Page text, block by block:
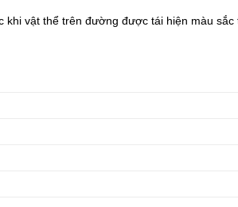
vật thể trên đường được tái hiện màu